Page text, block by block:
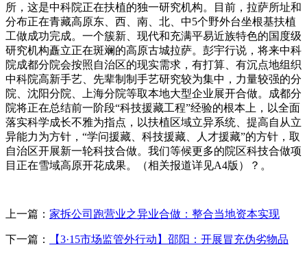
所，这是中科院正在扶植的独一研究机构。目前，拉萨所址和
分布正在青藏高原东、西、南、北、中5个野外台坐根基扶植
工做成功完成。一个簇新、现代和充满平易近族特色的国度级
研究机构矗立正在斑斓的高原古城拉萨。彭宇行说，将来中科
院成都分院会按照自治区的现实需求，有打算、有沉点地组织
中科院高新手艺、先辈制制手艺研究较为集中，力量较强的分
院、沈阳分院、上海分院等取本地大型企业展开合做。成都分
院将正在总结前一阶段“科技援藏工程”经验的根本上，以全面
落实科学成长不雅为指点，以扶植区域立异系统、提高自从立
异能力为方针，“学问援藏、科技援藏、人才援藏”的方针，取
自治区开展新一轮科技合做。我们等候更多的院区科技合做项
目正在雪域高原开花成果。（相关报道详见A4版）？。
上一篇： 家拆公司跑营业之异业合做：整合当地资本实现
下一篇： 【3·15市场监管外行动】邵阳：开展冒充伪劣物品